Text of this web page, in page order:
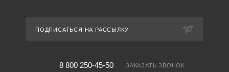
ПОДПИСАТЬСЯ НА РАССЫЛКУ
8 800 250-45-50 ЗАКАЗАТЬ ЗВОНОК